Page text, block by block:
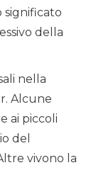
della
nella
Alcune
ai piccoli
del
vivono la